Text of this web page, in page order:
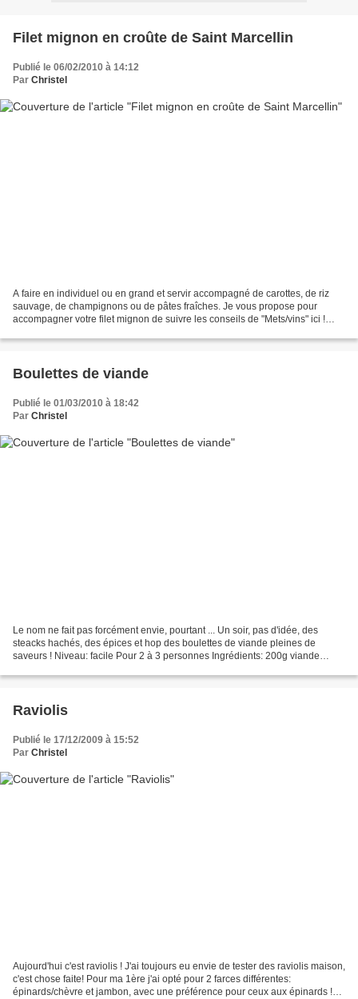
Filet mignon en croûte de Saint Marcellin
Publié le 06/02/2010 à 14:12
Par Christel
A faire en individuel ou en grand et servir accompagné de carottes, de riz
sauvage, de champignons ou de pâtes fraîches. Je vous propose pour
accompagner votre filet mignon de suivre les conseils de "Mets/vins" ici !
Boulettes de viande
Publié le 01/03/2010 à 18:42
Par Christel
Le nom ne fait pas forcément envie, pourtant ... Un soir, pas d'idée, des
steacks hachés, des épices et hop des boulettes de viande pleines de
saveurs ! Niveau: facile Pour 2 à 3 personnes Ingrédients: 200g viande
Raviolis
Publié le 17/12/2009 à 15:52
Par Christel
Aujourd'hui c'est raviolis ! J'ai toujours eu envie de tester des raviolis maison,
c'est chose faite! Pour ma 1ère j'ai opté pour 2 farces différentes:
épinards/chèvre et jambon, avec une préférence pour ceux aux épinards !